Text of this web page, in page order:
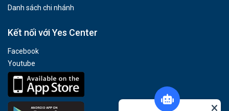
Danh sách chi nhánh
Kết nối với Yes Center
Facebook
Youtube